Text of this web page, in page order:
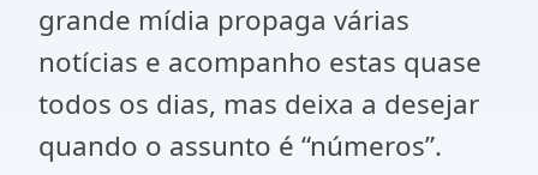
grande mídia propaga várias
notícias e acompanho estas quase
todos os dias, mas deixa a desejar
quando o assunto é “números”.